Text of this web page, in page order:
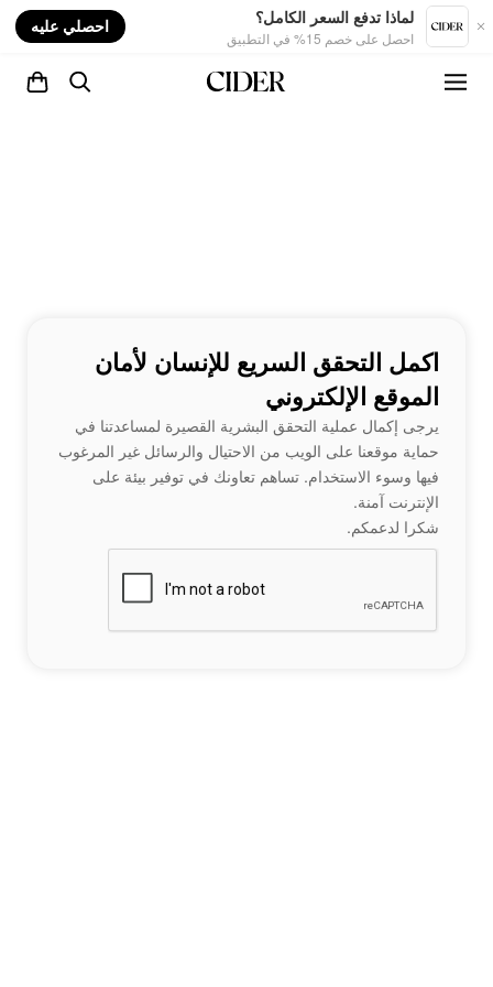
لماذا تدفع السعر الكامل؟
احصل على خصم 15% في التطبيق
احصلي عليه
اكمل التحقق السريع للإنسان لأمان
الموقع الإلكتروني
يرجى إكمال عملية التحقق البشرية القصيرة لمساعدتنا في
حماية موقعنا على الويب من الاحتيال والرسائل غير المرغوب
فيها وسوء الاستخدام. تساهم تعاونك في توفير بيئة على
الإنترنت آمنة.
شكرا لدعمكم.